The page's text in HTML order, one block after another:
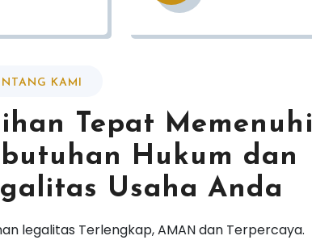
KAMI
Tepat Memenuhi
Hukum dan
Usaha Anda
legalitas Terlengkap, AMAN dan Terpercaya.